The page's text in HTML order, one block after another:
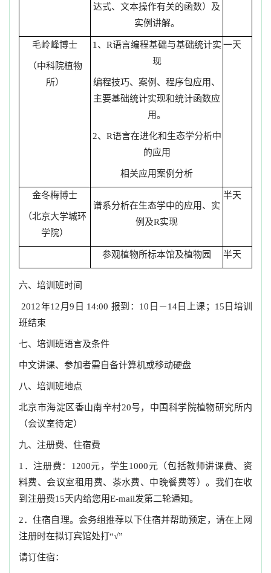
达式、文本操作有关的函数）及
实例讲解。
毛岭峰博士
（中科院植物
所）
1、R语言编程基础与基础统计实
现
编程技巧、案例、程序包应用、
主要基础统计实现和统计函数应
用。
2、R语言在进化和生态学分析中
的应用
相关应用案例分析
一天
金冬梅博士
（北京大学城环
学院）
谱系分析在生态学中的应用、实
例及R实现
半天
参观植物所标本馆及植物园 半天
六、培训班时间
2012年12月9日 14:00 报到：10日－14日上课；15日培训
班结束
七、培训班语言及条件
中文讲课、参加者需自备计算机或移动硬盘
八、培训班地点
北京市海淀区香山南辛村20号，中国科学院植物研究所内
（会议室待定）
九、注册费、住宿费
1．注册费：1200元，学生1000元（包括教师讲课费、资
料费、会议室租用费、茶水费、中晚餐费等）。我们在收
到注册费15天内给您用E-mail发第二轮通知。
2．住宿自理。会务组推荐以下住宿并帮助预定，请在上网
注册时在拟订宾馆处打“√”
请订住宿：